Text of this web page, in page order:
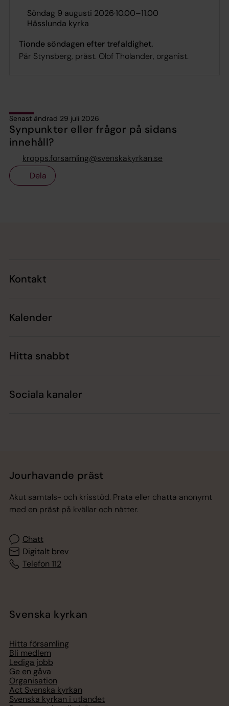
söndag 9 augusti 2026·10.00–11.00
Hässlunda kyrka
Tionde söndagen efter trefaldighet.
Pär Stynsberg, präst. Olof Tholander, organist.
Senast ändrad 29 juli 2026
Synpunkter eller frågor på sidans
innehåll?
kropps.forsamling@svenskakyrkan.se
Dela
Kontakt
Kalender
Hitta snabbt
Sociala kanaler
Jourhavande präst
Akut samtals- och krisstöd. Prata eller chatta anonymt
med en präst på kvällar och nätter.
Chatt
Digitalt brev
Telefon 112
Svenska kyrkan
Hitta församling
Bli medlem
Lediga jobb
Ge en gåva
Organisation
Act Svenska kyrkan
Svenska kyrkan i utlandet